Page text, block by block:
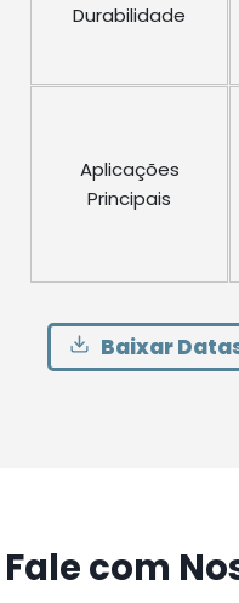
Durabilidade
Aplicações
Principais
Baixar
Fale com